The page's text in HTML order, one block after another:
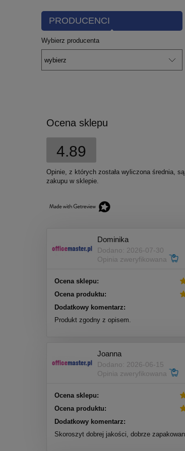
PRODUCENCI
Wybierz producenta
Ocena sklepu
4.89
Opinie, z których została wyliczona średnia,
zakupu w sklepie.
Dominika
Dodano: 2026-07-30
Opinia zweryfikowana
Ocena sklepu:
Ocena produktu:
Dodatkowy komentarz:
Produkt zgodny z opisem.
Joanna
Dodano: 2026-06-15
Opinia zweryfikowana
Ocena sklepu:
Ocena produktu:
Dodatkowy komentarz:
Skoroszyt dobrej jakości, dobrze